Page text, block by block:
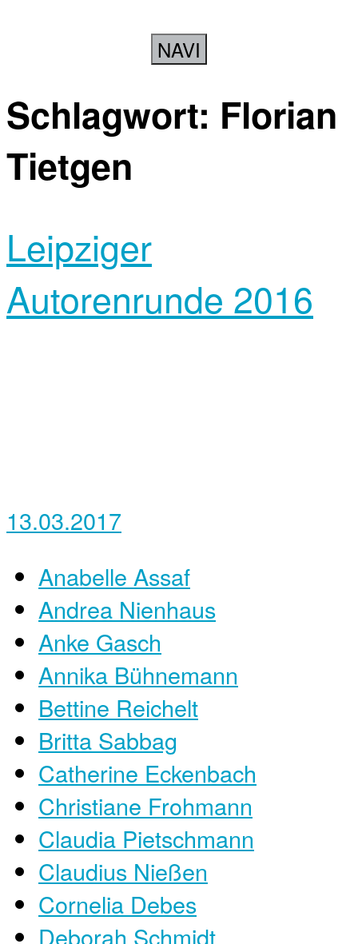
NAVI
Schlagwort: Florian
Tietgen
Leipziger
Autorenrunde 2016
13.03.2017
Anabelle Assaf
Andrea Nienhaus
Anke Gasch
Annika Bühnemann
Bettine Reichelt
Britta Sabbag
Catherine Eckenbach
Christiane Frohmann
Claudia Pietschmann
Claudius Nießen
Cornelia Debes
Deborah Schmidt